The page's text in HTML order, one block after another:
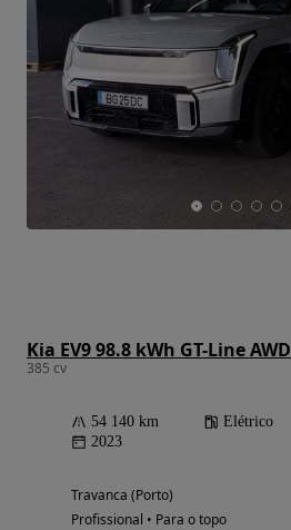
Kia EV9 98.8 kWh GT-Line AWD
385 cv
54 140 km Elétrico
2023
Travanca (Porto)
Profissional • Para o topo